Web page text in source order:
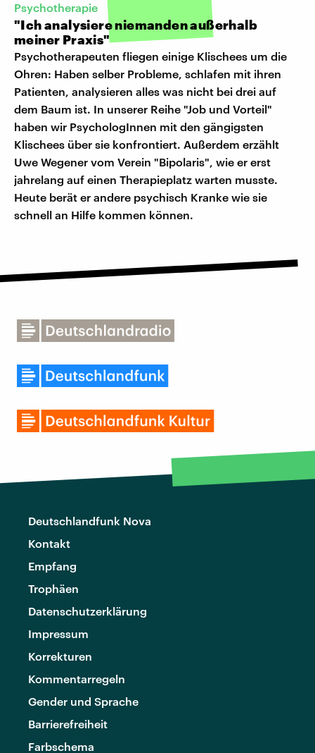
Psychotherapie
"Ich analysiere niemanden außerhalb
meiner Praxis"
Psychotherapeuten fliegen einige Klischees um die
Ohren: Haben selber Probleme, schlafen mit ihren
Patienten, analysieren alles was nicht bei drei auf
dem Baum ist. In unserer Reihe "Job und Vorteil"
haben wir PsychologInnen mit den gängigsten
Klischees über sie konfrontiert. Außerdem erzählt
Uwe Wegener vom Verein "Bipolaris", wie er erst
jahrelang auf einen Therapieplatz warten musste.
Heute berät er andere psychisch Kranke wie sie
schnell an Hilfe kommen können.
Deutschlandfunk Nova
Kontakt
Empfang
Trophäen
Datenschutzerklärung
Impressum
Korrekturen
Kommentarregeln
Gender und Sprache
Barrierefreiheit
Farbschema